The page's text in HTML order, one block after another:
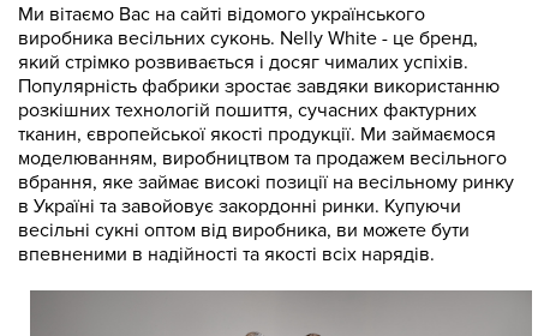
Ми вітаємо Вас на сайті відомого українського
виробника весільних суконь. Nelly White - це бренд,
який стрімко розвивається і досяг чималих успіхів.
Популярність фабрики зростає завдяки використанню
розкішних технологій пошиття, сучасних фактурних
тканин, європейської якості продукції. Ми займаємося
моделюванням, виробництвом та продажем весільного
вбрання, яке займає високі позиції на весільному ринку
в Україні та завойовує закордонні ринки. Купуючи
весільні сукні оптом від виробника, ви можете бути
впевненими в надійності та якості всіх нарядів.